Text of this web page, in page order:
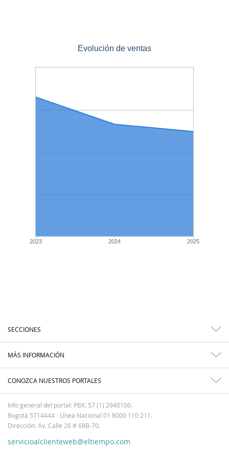
Evolución de ventas
2023 2024 2025
SECCIONES
MÁS INFORMACIÓN
CONOZCA NUESTROS PORTALES
Info general del portal: PBX: 57 (1) 2940100.
Bogotá 5714444 - Línea Nacional 01 8000 110 211.
Dirección: Av. Calle 26 # 68B-70.
servicioalclienteweb@eltiempo.com